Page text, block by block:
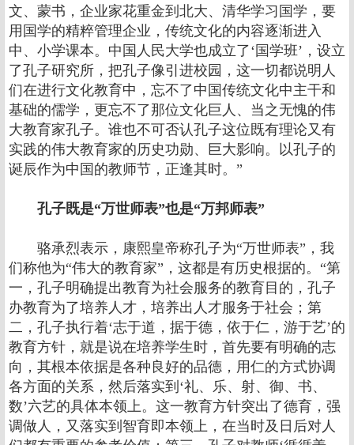
文、蒙书，企业家花重金到北大、清华学习国学，要
用国学的精粹管理企业，传统文化的内容逐渐进入
中、小学课本。中国人民大学也成立了‘国学班’，设立
了孔子研究所，把孔子像引进校园，这一切都说明人
们在进行文化教育中，忘不了中国传统文化中主干和
基础的儒学，更忘不了那位文化巨人、当之无愧的伟
大教育家孔子。谁也不可否认孔子这位既有理论又有
实践的伟大教育家的历史功勋、巨大影响。以孔子的
诞辰作为中国的教师节，正逢其时。”
孔子既是“万世师表”也是“万邦师表”
骆承烈表示，康熙皇帝称孔子为“万世师表”，我
们称他为“伟大的教育家”，这都是有历史根据的。“第
一，孔子明确提出教育为社会服务的教育目的，孔子
办教育为了培养人才，培养出人才服务于社会；第
二，孔子执行着‘志于道，据于德，依于仁，游于艺’的
教育方针，就是说在培养学生时，首先要有明确的志
向，其根本依据是各种良好的品德，用仁的方式协调
各方面的关系，然后落实到‘礼、乐、射、御、书、
数’六艺的具体本领上。这一教育方针突出了德育，强
调做人，又落实到智育即本领上，在当时及日后对人